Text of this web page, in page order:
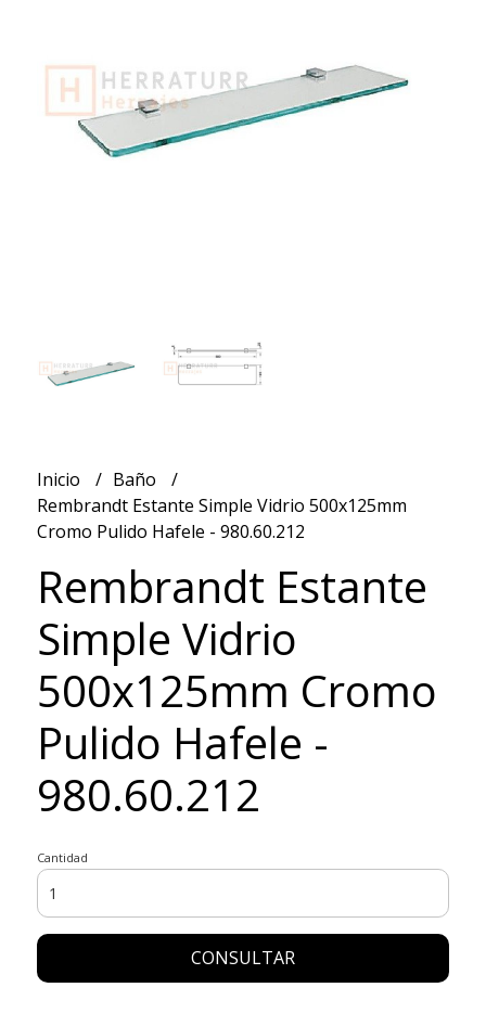
Inicio
Baño
Rembrandt Estante Simple Vidrio 500x125mm
Cromo Pulido Hafele - 980.60.212
Rembrandt Estante
Simple Vidrio
500x125mm Cromo
Pulido Hafele -
980.60.212
Cantidad
CONSULTAR